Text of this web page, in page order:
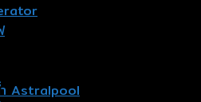
ำ Astralpool